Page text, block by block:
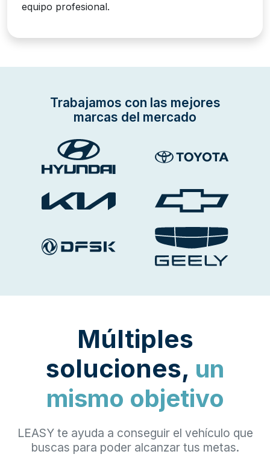
equipo profesional.
Trabajamos con las mejores
marcas del mercado
Múltiples
soluciones, un
mismo objetivo
LEASY te ayuda a conseguir el vehículo que
buscas para poder alcanzar tus metas.